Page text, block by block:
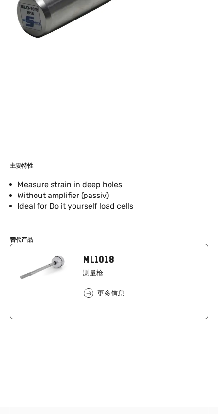
主要特性
Measure strain in deep holes
Without amplifier (passiv)
Ideal for Do it yourself load cells
替代产品
ML1018
测量枪
更多信息